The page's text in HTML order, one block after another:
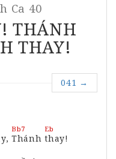
Ca 40
THÁNH
THAY!
041 →
Bb7
Thánh
Eb
thay!